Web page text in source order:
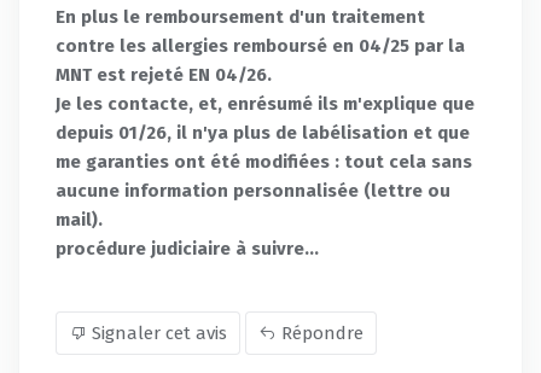
En plus le remboursement d'un traitement
contre les allergies remboursé en 04/25 par la
MNT est rejeté EN 04/26.
Je les contacte, et, enrésumé ils m'explique que
depuis 01/26, il n'ya plus de labélisation et que
me garanties ont été modifiées : tout cela sans
aucune information personnalisée (lettre ou
mail).
procédure judiciaire à suivre...
Signaler cet avis Répondre